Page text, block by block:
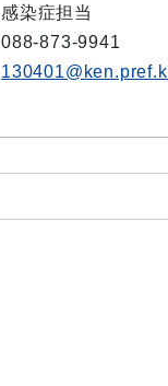
感染症担当
088-873-9941